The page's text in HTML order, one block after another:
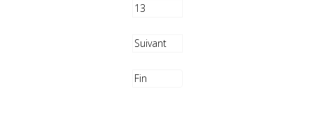
13
Suivant
Fin